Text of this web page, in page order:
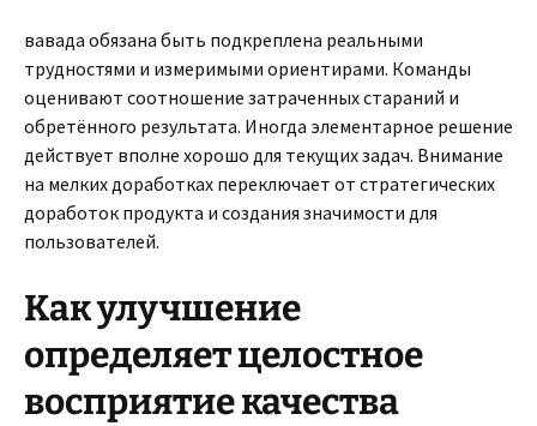
вавада обязана быть подкреплена реальными
трудностями и измеримыми ориентирами. Команды
оценивают соотношение затраченных стараний и
обретённого результата. Иногда элементарное решение
действует вполне хорошо для текущих задач. Внимание
на мелких доработках переключает от стратегических
доработок продукта и создания значимости для
пользователей.
Как улучшение
определяет целостное
восприятие качества